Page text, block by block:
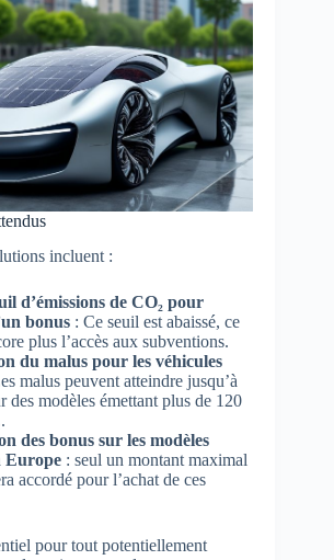
incluent :
d’émissions de CO₂ pour
bonus : Ce seuil est abaissé, ce
plus l’accès aux subventions.
du malus pour les véhicules
malus peuvent atteindre jusqu’à
des modèles émettant plus de 120
des bonus sur les modèles
Europe : seul un montant maximal
accordé pour l’achat de ces
pour tout potentiellement